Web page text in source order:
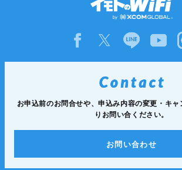
お申込前のお問合せや、申込み内容の変更・キャ
りお問い合ください。
お問い合わせ